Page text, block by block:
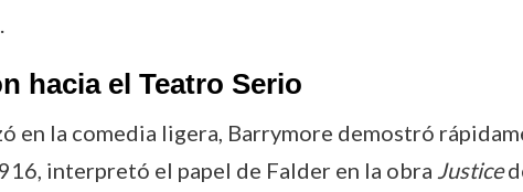
hacia el Teatro Serio
en la comedia ligera, Barrymore demostró
interpretó el papel de Falder en la obra Justice